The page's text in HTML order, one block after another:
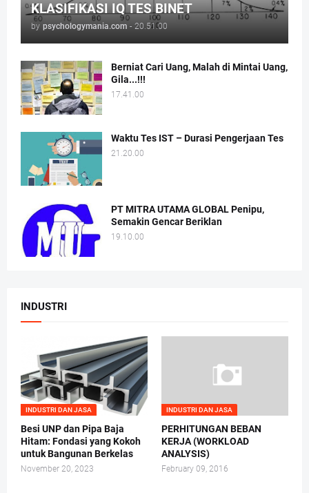
KLASIFIKASI IQ TES BINET
by psychologymania.com - 20.51.00
Berniat Cari Uang, Malah di Mintai Uang,
Gila...!!!
17.41.00
Waktu Tes IST – Durasi Pengerjaan Tes
21.20.00
PT MITRA UTAMA GLOBAL Penipu,
Semakin Gencar Beriklan
19.10.00
INDUSTRI
INDUSTRI DAN JASA
Besi UNP dan Pipa Baja
Hitam: Fondasi yang Kokoh
untuk Bangunan Berkelas
November 20, 2023
INDUSTRI DAN JASA
PERHITUNGAN BEBAN
KERJA (WORKLOAD
ANALYSIS)
February 09, 2016